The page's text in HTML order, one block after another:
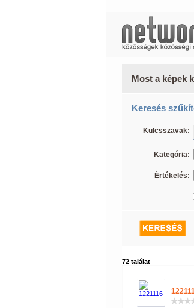
Most a képek
Keresés
Kulcsszavak:
Kategória:
Értékelés:
72 találat